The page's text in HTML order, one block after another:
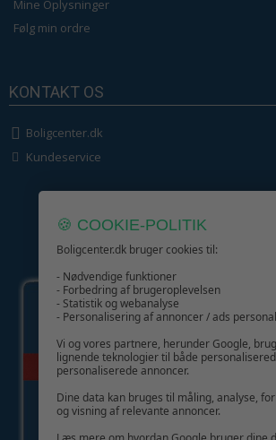
Mine Oplysninger
Følg min ordre
KONTAKT OS
Boligcenter.dk
Kundeservice
GIV GLÆDE MED ET
🍪 COOKIE-POLITIK
Boligcenter.dk bruger cookies til:
- Nødvendige funktioner
- Forbedring af brugeroplevelsen
- Statistik og webanalyse
- Personalisering af annoncer / ads
Vi og vores partnere, herunder Google,
lignende teknologier til både
personaliserede annoncer.
Dine data kan bruges til måling, analyse,
og visning af relevante annoncer.